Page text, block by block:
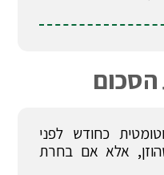
כחודש לפני
אלא אם בחרת